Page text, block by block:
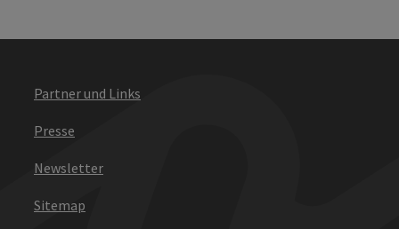
Partner und Links
Presse
Newsletter
Sitemap